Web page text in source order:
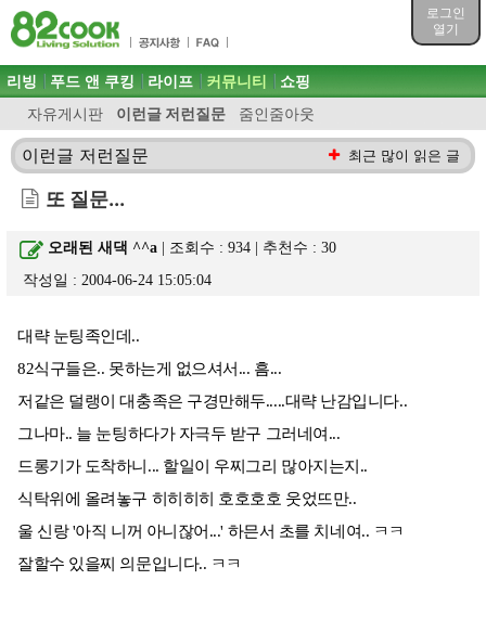
로그인
열기
목차
주메뉴 바로가기
컨텐츠 바로가기
검색 바로가기
로그인 바로가기
주메뉴
리빙 푸드 앤 쿠킹 라이프 커뮤니티
자유게시판 이런글 저런질문 줌인줌아웃
쇼핑
이런글 저런질문 최근 많이 읽은 글
또 질문...
오래된 새댁 ^^a | 조회수 : 934 | 추천수 :30
작성일 : 2004-06-24 15:05:04
대략 눈팅족인데..
82식구들은.. 못하는게 없으셔서... 흠...
저같은 덜랭이 대충족은 구경만해두.....대략 난감입니다..
그나마.. 늘 눈팅하다가 자극두 받구 그러네여...
드롱기가 도착하니... 할일이 우찌그리 많아지는지..
식탁위에 올려놓구 히히히히 호호호호 웃었뜨만..
울 신랑 '아직 니꺼 아니잖어...' 하믄서 초를 치네여.. ㅋㅋ
잘할수 있을찌 의문입니다.. ㅋㅋ